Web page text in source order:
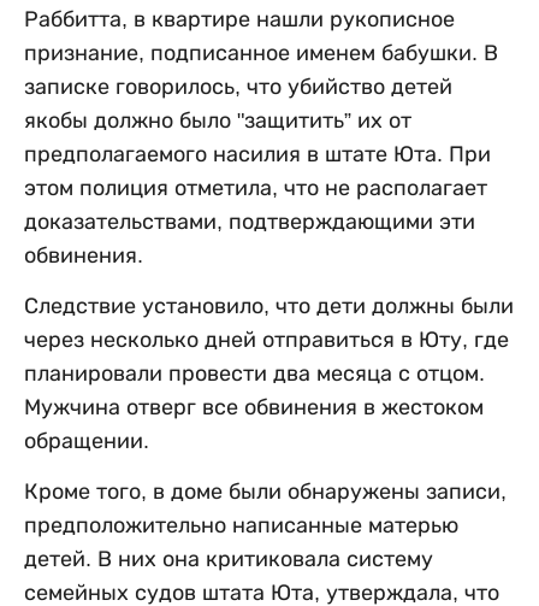
Раббитта, в квартире нашли рукописное
признание, подписанное именем бабушки. В
записке говорилось, что убийство детей
якобы должно было "защитить” их от
предполагаемого насилия в штате Юта. При
этом полиция отметила, что не располагает
доказательствами, подтверждающими эти
обвинения.
Следствие установило, что дети должны были
через несколько дней отправиться в Юту, где
планировали провести два месяца с отцом.
Мужчина отверг все обвинения в жестоком
обращении.
Кроме того, в доме были обнаружены записи,
предположительно написанные матерью
детей. В них она критиковала систему
семейных судов штата Юта, утверждала, что